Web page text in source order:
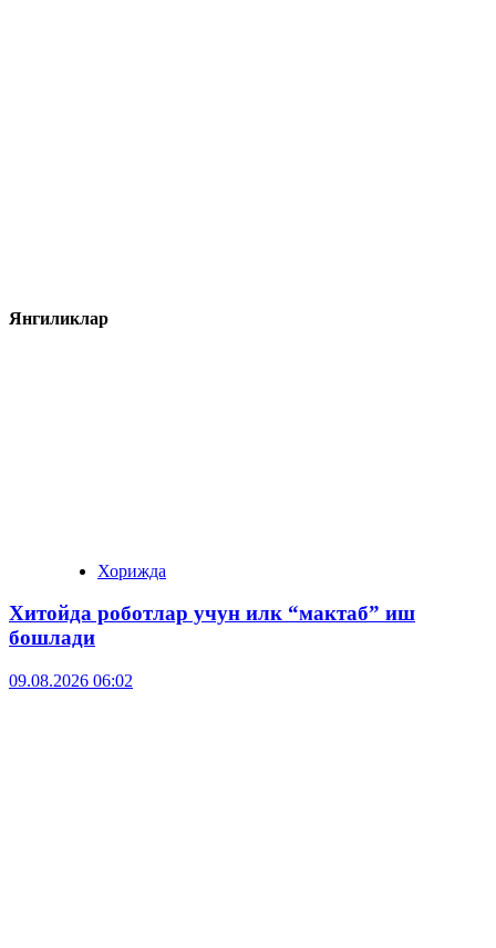
Янгиликлар
Хорижда
Хитойда роботлар учун илк “мактаб” иш
бошлади
09.08.2026 06:02